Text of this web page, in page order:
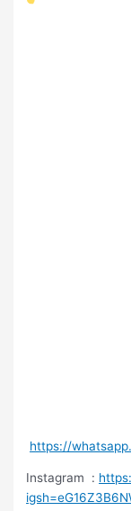
https://
Instagram :